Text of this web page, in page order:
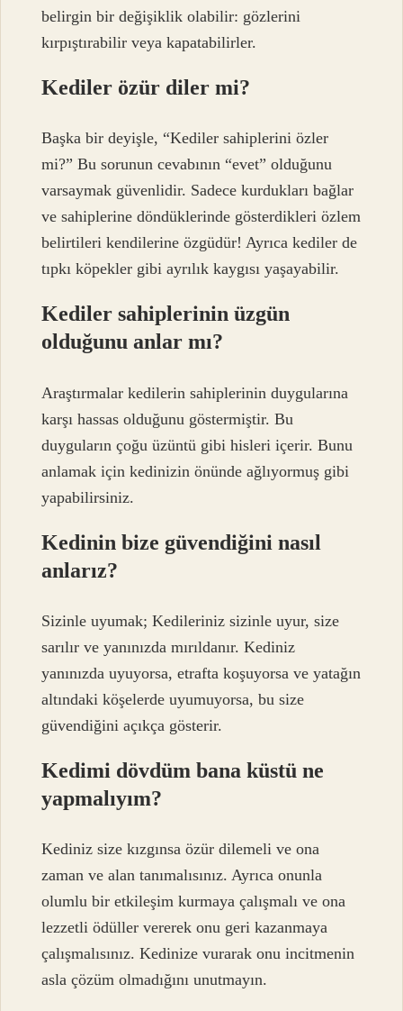
belirgin bir değişiklik olabilir: gözlerini
kırpıştırabilir veya kapatabilirler.
Kediler özür diler mi?
Başka bir deyişle, “Kediler sahiplerini özler
mi?” Bu sorunun cevabının “evet” olduğunu
varsaymak güvenlidir. Sadece kurdukları bağlar
ve sahiplerine döndüklerinde gösterdikleri özlem
belirtileri kendilerine özgüdür! Ayrıca kediler de
tıpkı köpekler gibi ayrılık kaygısı yaşayabilir.
Kediler sahiplerinin üzgün
olduğunu anlar mı?
Araştırmalar kedilerin sahiplerinin duygularına
karşı hassas olduğunu göstermiştir. Bu
duyguların çoğu üzüntü gibi hisleri içerir. Bunu
anlamak için kedinizin önünde ağlıyormuş gibi
yapabilirsiniz.
Kedinin bize güvendiğini nasıl
anlarız?
Sizinle uyumak; Kedileriniz sizinle uyur, size
sarılır ve yanınızda mırıldanır. Kediniz
yanınızda uyuyorsa, etrafta koşuyorsa ve yatağın
altındaki köşelerde uyumuyorsa, bu size
güvendiğini açıkça gösterir.
Kedimi dövdüm bana küstü ne
yapmalıyım?
Kediniz size kızgınsa özür dilemeli ve ona
zaman ve alan tanımalısınız. Ayrıca onunla
olumlu bir etkileşim kurmaya çalışmalı ve ona
lezzetli ödüller vererek onu geri kazanmaya
çalışmalısınız. Kedinize vurarak onu incitmenin
asla çözüm olmadığını unutmayın.